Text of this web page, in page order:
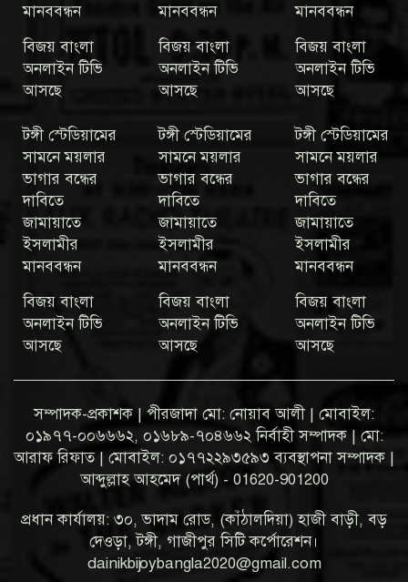
মানববন্ধন
বিজয় বাংলা
অনলাইন টিভি
আসছে
মানববন্ধন
বিজয় বাংলা
অনলাইন টিভি
আসছে
মানববন্ধন
বিজয় বাংলা
অনলাইন টিভি
আসছে
টঙ্গী স্টেডিয়ামের
সামনে ময়লার
ভাগার বন্ধের
দাবিতে
জামায়াতে
ইসলামীর
মানববন্ধন
বিজয় বাংলা
অনলাইন টিভি
আসছে
টঙ্গী স্টেডিয়ামের
সামনে ময়লার
ভাগার বন্ধের
দাবিতে
জামায়াতে
ইসলামীর
মানববন্ধন
বিজয় বাংলা
অনলাইন টিভি
আসছে
টঙ্গী স্টেডিয়ামের
সামনে ময়লার
ভাগার বন্ধের
দাবিতে
জামায়াতে
ইসলামীর
মানববন্ধন
বিজয় বাংলা
অনলাইন টিভি
আসছে
সম্পাদক-প্রকাশক | পীরজাদা মো: নোয়াব আলী | মোবাইল:
০১৯৭৭-০০৬৬৬২, ০১৬৮৯-৭০৪৬৬২ নির্বাহী সম্পাদক | মো:
আরাফ রিফাত | মোবাইল: ০১৭৭২২৯৩৫৯৩ ব্যবস্থাপনা সম্পাদক |
আব্দুল্লাহ আহমেদ (পার্থ) - 01620-901200
প্রধান কার্যালয়: ৩০, ভাদাম রোড, (কাঁঠালদিয়া) হাজী বাড়ী, বড়
দেওড়া, টঙ্গী, গাজীপুর সিটি কর্পোরেশন।
dainikbijoybangla2020@gmail.com